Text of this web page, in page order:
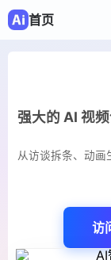
首页
强大的 AI 视
从访谈拆条、动画
访